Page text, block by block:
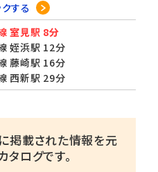
する
室見駅 8分
姪浜駅 12分
藤崎駅 16分
西新駅 29分
掲載された情報を元
タログです。